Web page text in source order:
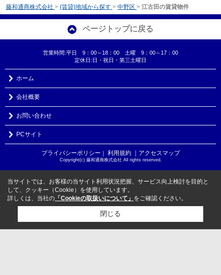
藤和通商株式会社 > (賃貸)地域から探す > 中野区 > 江古田の賃貸物件
ページトップに戻る
営業時間:平日 9：00～18：00 土曜 9：00～17：00
定休日:日・祝日・第三土曜日
ホーム
会社概要
お問い合わせ
PCサイト
プライバシーポリシー ｜ 利用規約 ｜アクセスマップ
Copyright(c) 藤和通商株式会社 All rights reserved.
当サイトでは、お客様の当サイト利用状況把握、サービス向上検討を目的と
して、クッキー（Cookie）を使用しています。
詳しくは、当社の 「Cookieの取扱いについて」 をご確認ください。
閉じる